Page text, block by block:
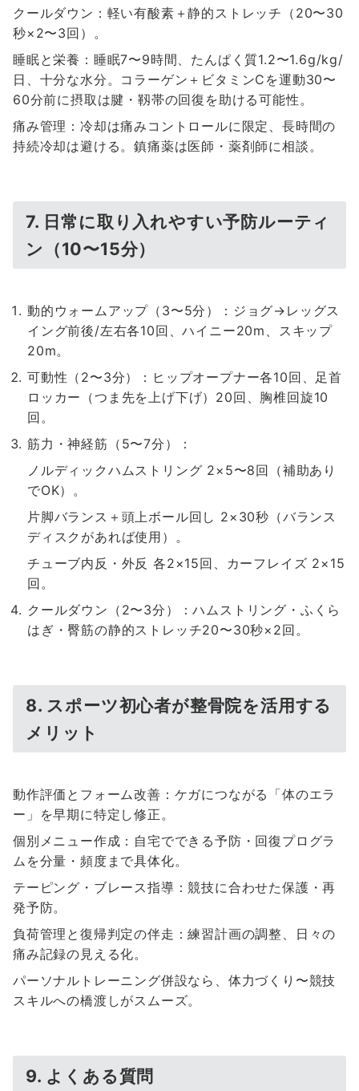
クールダウン：軽い有酸素＋静的ストレッチ（20〜30
秒×2〜3回）。
睡眠と栄養：睡眠7〜9時間、たんぱく質1.2〜1.6g/kg/
日、十分な水分。コラーゲン＋ビタミンCを運動30〜
60分前に摂取は腱・靱帯の回復を助ける可能性。
痛み管理：冷却は痛みコントロールに限定、長時間の
持続冷却は避ける。鎮痛薬は医師・薬剤師に相談。
7. 日常に取り入れやすい予防ルーティ
ン（10〜15分）
動的ウォームアップ（3〜5分）：ジョグ→レッグス
イング前後/左右各10回、ハイニー20m、スキップ
20m。
可動性（2〜3分）：ヒップオープナー各10回、足首
ロッカー（つま先を上げ下げ）20回、胸椎回旋10
回。
筋力・神経筋（5〜7分）：
ノルディックハムストリング 2×5〜8回（補助あり
でOK）。
片脚バランス＋頭上ボール回し 2×30秒（バランス
ディスクがあれば使用）。
チューブ内反・外反 各2×15回、カーフレイズ 2×15
回。
クールダウン（2〜3分）：ハムストリング・ふくら
はぎ・臀筋の静的ストレッチ20〜30秒×2回。
8. スポーツ初心者が整骨院を活用する
メリット
動作評価とフォーム改善：ケガにつながる「体のエラ
ー」を早期に特定し修正。
個別メニュー作成：自宅でできる予防・回復プログラ
ムを分量・頻度まで具体化。
テーピング・ブレース指導：競技に合わせた保護・再
発予防。
負荷管理と復帰判定の伴走：練習計画の調整、日々の
痛み記録の見える化。
パーソナルトレーニング併設なら、体力づくり〜競技
スキルへの橋渡しがスムーズ。
9. よくある質問